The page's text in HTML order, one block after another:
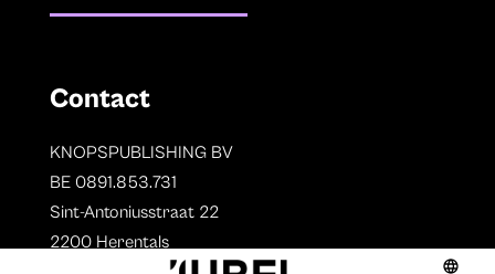
Contact
KNOPSPUBLISHING BV
BE 0891.853.731
Sint-Antoniusstraat 22
2200 Herentals